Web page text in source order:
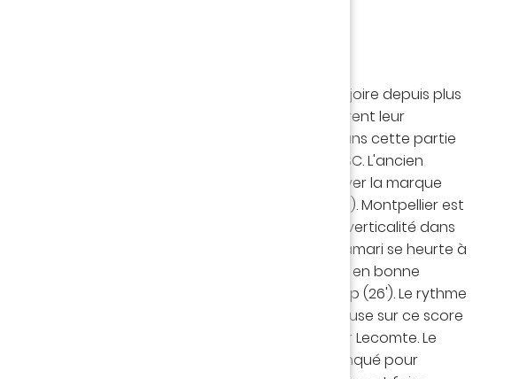
L'entame de cette rencontre, la première à La Beaujoire depuis plus
d'un mois, est à mettre à l'actif des locaux, qui cadrent leur
première frappe par Abline (1'). Le FCN rentre fort dans cette partie
et maintient un pressing haut dans le camp du MHSC. L'ancien
montpelliérain, Florent Mollet, est tout près de trouver la marque
mais le montant gauche de Lecomte s'y oppose (9'). Montpellier est
gêné mais tente tout de même de trouver plus de verticalité dans
son jeu. Providentiel depuis le début de saison, Al-Tamari se heurte à
Lafont (16'). Au tour de Moutoussamy ensuite d'être en bonne
position mais le milieu nantais tergiverse un peu trop (26'). Le rythme
retombe par la suite et alors qu'on se dirige à la pause sur ce score
de parité, Florent Mollet surgit après un pressing sur Lecomte. Le
milieu offensif nantais profite du dégagement manqué pour